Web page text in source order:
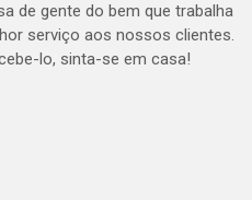
de gente do bem que trabalha
serviço aos nossos clientes.
lo, sinta-se em casa!